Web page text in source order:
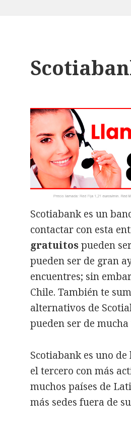
Scotiabank es un
contactar con esta
gratuitospueden
pueden ser de gran
encuentres; sin
Chile. También te
alternativos de
pueden ser de
Scotiabank es uno
el tercero con más
muchos países de
más sedes fuera de